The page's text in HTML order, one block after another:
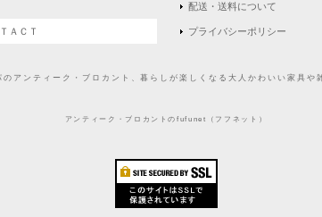
ＡＣＴ
配送・送料について
プライバシーポリシー
アンティーク・ブロカント、暮らしが楽しくなる大人かわいい家具
アンティーク・ブロカントのfufunet（フフネット）